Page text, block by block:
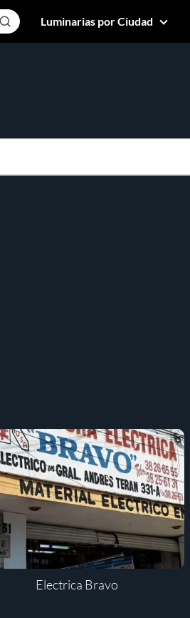
Luminarias por Ciudad
Electrica Bravo